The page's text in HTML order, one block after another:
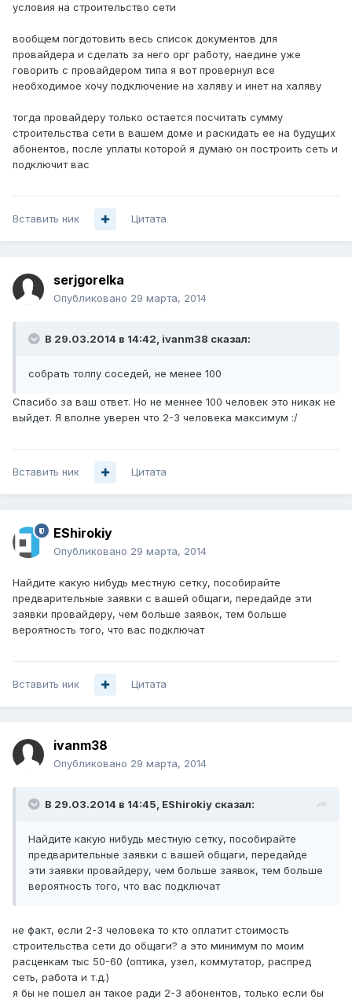
условия на строительство сети
вообщем погдотовить весь список документов для
провайдера и сделать за него орг работу, наедине уже
говорить с провайдером типа я вот провернул все
необходимое хочу подключение на халяву и инет на халяву
тогда провайдеру только остается посчитать сумму
строительства сети в вашем доме и раскидать ее на будущих
абонентов, после уплаты которой я думаю он построить сеть и
подключит вас
Вставить ник Цитата
serjgorelka
Опубликовано 29 марта, 2014
В 29.03.2014 в 14:42, ivanm38 сказал:
собрать толпу соседей, не менее 100
Спасибо за ваш ответ. Но не меннее 100 человек это никак не
выйдет. Я вполне уверен что 2-3 человека максимум :/
Вставить ник Цитата
EShirokiy
Опубликовано 29 марта, 2014
Найдите какую нибудь местную сетку, пособирайте
предварительные заявки с вашей общаги, передайде эти
заявки провайдеру, чем больше заявок, тем больше
вероятность того, что вас подключат
Вставить ник Цитата
ivanm38
Опубликовано 29 марта, 2014
В 29.03.2014 в 14:45, EShirokiy сказал:
Найдите какую нибудь местную сетку, пособирайте
предварительные заявки с вашей общаги, передайде
эти заявки провайдеру, чем больше заявок, тем больше
вероятность того, что вас подключат
не факт, если 2-3 человека то кто оплатит стоимость
строительства сети до общаги? а это минимум по моим
расценкам тыс 50-60 (оптика, узел, коммутатор, распред
сеть, работа и т.д.)
я бы не пошел ан такое ради 2-3 абонентов, только если бы